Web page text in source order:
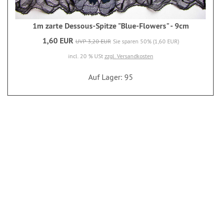
1m zarte Dessous-Spitze "Blue-Flowers" - 9cm
1,60 EUR UVP 3,20 EUR Sie sparen 50% (1,60 EUR)
incl. 20 % USt zzgl. Versandkosten
Auf Lager: 95